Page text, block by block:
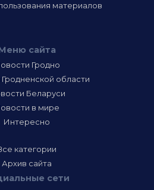
материалов
сайта
Гродно
области
Беларуси
в мире
Интересно
категории
Архив сайта
сети